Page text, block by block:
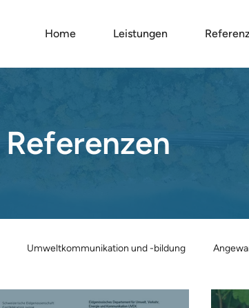
Home Leistungen
Referenzen
Umweltkommunikation und -bildung